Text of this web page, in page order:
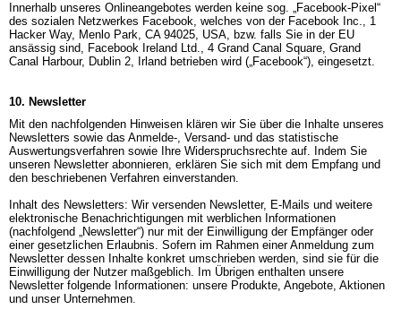
Innerhalb unseres Onlineangebotes werden keine sog. „Facebook-Pixel“
des sozialen Netzwerkes Facebook, welches von der Facebook Inc., 1
Hacker Way, Menlo Park, CA 94025, USA, bzw. falls Sie in der EU
ansässig sind, Facebook Ireland Ltd., 4 Grand Canal Square, Grand
Canal Harbour, Dublin 2, Irland betrieben wird („Facebook“), eingesetzt.
10. Newsletter
Mit den nachfolgenden Hinweisen klären wir Sie über die Inhalte unseres
Newsletters sowie das Anmelde-, Versand- und das statistische
Auswertungsverfahren sowie Ihre Widerspruchsrechte auf. Indem Sie
unseren Newsletter abonnieren, erklären Sie sich mit dem Empfang und
den beschriebenen Verfahren einverstanden.
Inhalt des Newsletters: Wir versenden Newsletter, E-Mails und weitere
elektronische Benachrichtigungen mit werblichen Informationen
(nachfolgend „Newsletter“) nur mit der Einwilligung der Empfänger oder
einer gesetzlichen Erlaubnis. Sofern im Rahmen einer Anmeldung zum
Newsletter dessen Inhalte konkret umschrieben werden, sind sie für die
Einwilligung der Nutzer maßgeblich. Im Übrigen enthalten unsere
Newsletter folgende Informationen: unsere Produkte, Angebote, Aktionen
und unser Unternehmen.